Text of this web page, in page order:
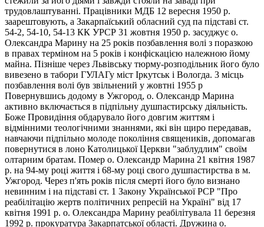
трудовлаштуванні. Працівники МДБ 12 вересня 1950 р.
заарештовують, а Закарпаїський обласний суд па підставі ст.
54-2, 54-10, 54-13 КК УРСР 31 жовтня 1950 р. засуджує о.
Олександра Марину на 25 років позбавлення волі з поразкою
в правах терміном на 5 років і конфіскацією належною йому
майна. Пізніше через Львівську тюрму-розподільник його було
вивезено в табори ГУЛАГу міст Іркутськ і Вологда. 3 місць
позбавлення волі був звільнений у жовтні 1955 р
Повернувшись додому в Ужгород, о. Олександр Марина
активно включається в підпільну душпастирську діяльність.
Боже Провидіння обдарувало його довгим життям і
відмінними теологічними знаннями, які він щиро передавав,
навчаючи підпільно молоде покоління священиків, допомагав
повернутися в лоно Католицької Церкви "заблудлим" своїм
олтарним братам. Помер о. Олександр Марина 21 квітня 1987
р. на 94-му році життя і 68-му році свого душпастирства в м.
Ужгород. Через п'ять років після смерті його було визнано
невинним і на підставі ст. 1 Закону Української РСР "Про
реабілітацію жертв політичних репресій на Україні" від 17
квітня 1991 р. о. Олександра Марину реабілітувала 11 березня
1992 р. прокуратура Закарпатської області. Дружина о.